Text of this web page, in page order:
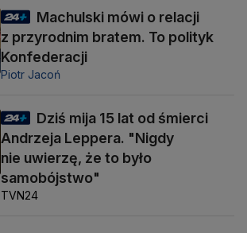
Machulski mówi o relacji
z przyrodnim bratem. To polityk
Konfederacji
Piotr Jacoń
Dziś mija 15 lat od śmierci
Andrzeja Leppera. "Nigdy
nie uwierzę, że to było
samobójstwo"
TVN24